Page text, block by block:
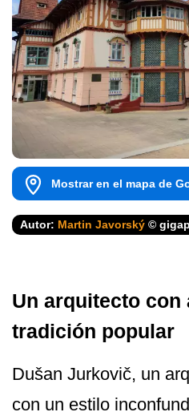
Mostrar en el mapa de
Autor: Martin Javorský ©
Un arquitecto con
tradición popular
Dušan Jurkovič, un
con un estilo